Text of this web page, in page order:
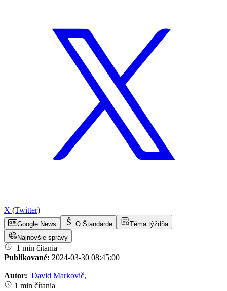
X (Twitter)
Google News O Štandarde
Téma týždňa
Najnovšie správy
1 min čítania
Publikované: 2024-03-30 08:45:00
|
Autor: David Markovič,
1 min čítania